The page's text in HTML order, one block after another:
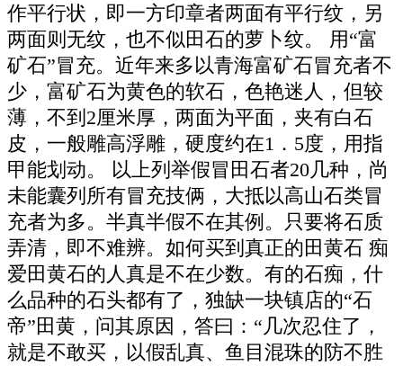
作平行状，即一方印章者两面有平行纹，另
两面则无纹，也不似田石的萝卜纹。 用“富
矿石”冒充。近年来多以青海富矿石冒充者不
少，富矿石为黄色的软石，色艳迷人，但较
薄，不到2厘米厚，两面为平面，夹有白石
皮，一般雕高浮雕，硬度约在1．5度，用指
甲能划动。 以上列举假冒田石者20几种，尚
未能囊列所有冒充技俩，大抵以高山石类冒
充者为多。半真半假不在其例。只要将石质
弄清，即不难辨。如何买到真正的田黄石 痴
爱田黄石的人真是不在少数。有的石痴，什
么品种的石头都有了，独缺一块镇店的“石
帝”田黄，问其原因，答曰：“几次忍住了，
就是不敢买，以假乱真、鱼目混珠的防不胜